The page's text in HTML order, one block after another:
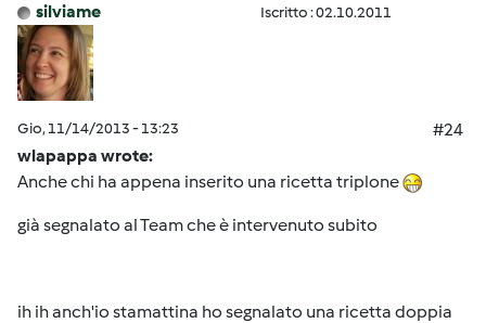
silviame Iscritto : 02.10.2011
Gio, 11/14/2013 - 13:23
#24
wlapappa wrote:
Anche chi ha appena inserito una ricetta triplone
già segnalato al Team che è intervenuto subito
ih ih anch'io stamattina ho segnalato una ricetta doppia